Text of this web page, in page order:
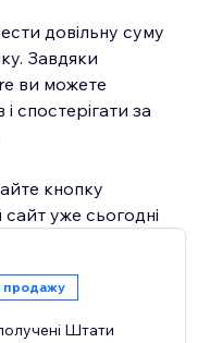
довільну суму
Завдяки
ви можете
спостерігати за
кнопку
уже сьогодні
продажу
Штати